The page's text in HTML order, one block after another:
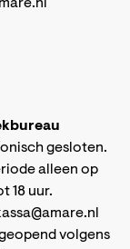
gesloten.
alleen op
18 uur.
volgens